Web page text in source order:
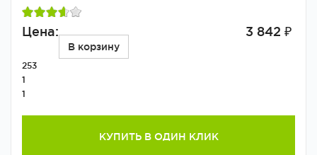
Цена: 3 842 ₽
В корзину
253
1
1
КУПИТЬ В ОДИН КЛИК